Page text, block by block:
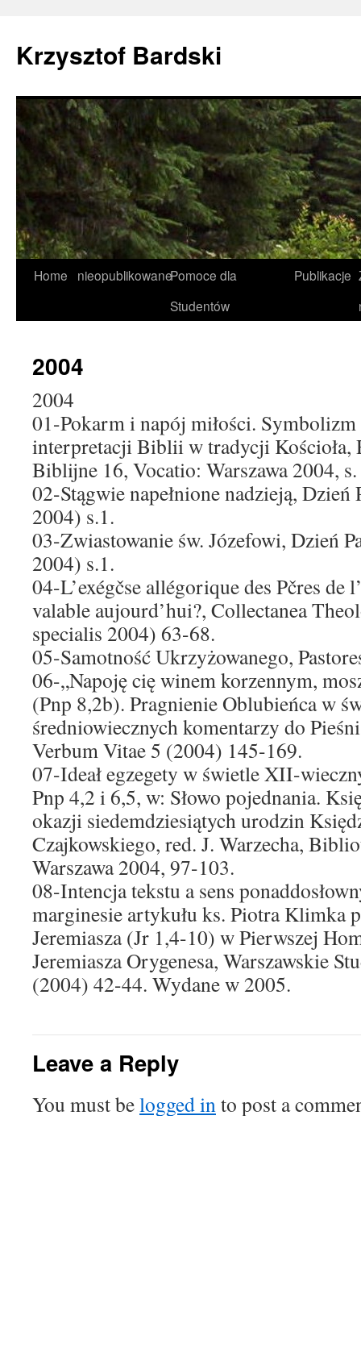
Krzysztof Bardski
Home nieopublikowanePomoce dla
Studentów
Publikacje
2004
2004
01-Pokarm i napój miłości. Symbolizm
interpretacji Biblii w tradycji Kościoła,
Biblijne 16, Vocatio: Warszawa 2004,
02-Stągwie napełnione nadzieją,
2004) s.1.
03-Zwiastowanie św. Józefowi, Dzień
2004) s.1.
04-L’exégčse allégorique des Pčres de
valable aujourd’hui?, Collectanea
specialis 2004) 63-68.
05-Samotność Ukrzyżowanego,
06-„Napoję cię winem korzennym,
(Pnp 8,2b). Pragnienie Oblubieńca w
średniowiecznych komentarzy do
Verbum Vitae 5 (2004) 145-169.
07-Ideał egzegety w świetle XII-
Pnp 4,2 i 6,5, w: Słowo pojednania.
okazji siedemdziesiątych urodzin
Czajkowskiego, red. J. Warzecha,
Warszawa 2004, 97-103.
08-Intencja tekstu a sens
marginesie artykułu ks. Piotra Klimka
Jeremiasza (Jr 1,4-10) w Pierwszej
Jeremiasza Orygenesa, Warszawskie
(2004) 42-44. Wydane w 2005.
Leave a Reply
You must belogged into post a